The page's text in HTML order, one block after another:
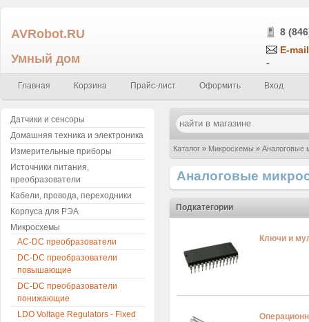
AVRobot.RU
Умный дом
8
E-
-
Главная Корзина Прайс-лист Оформить Вход
Каталог » Микросхемы » Аналоговые
Аналоговые
Подкатегории
Ключи и
Датчики и сенсоры
Домашняя техника и электроника
Измерительные приборы
Источники питания,
преобразователи
Кабели, провода, переходники
Корпуса для РЭА
Микросхемы
AC-DC преобразователи
DC-DC преобразователи
повышающие
DC-DC преобразователи
понижающие
LDO Voltage Regulators - Fixed